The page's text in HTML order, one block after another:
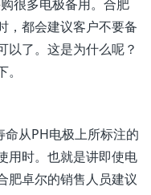
很多电极备用。合肥
，都会建议客户不要备
以了。这是为什么呢？
命从PH电极上所标注的
用时。也就是讲即使电
肥卓尔的销售人员建议